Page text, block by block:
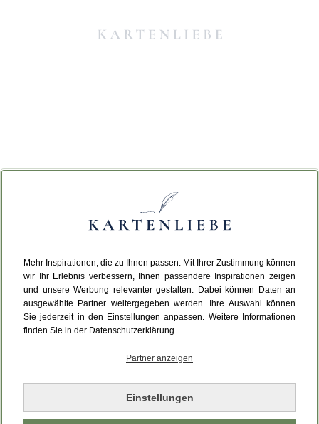
Mehr Inspirationen, die zu Ihnen passen. Mit Ihrer Zustimmung können
wir Ihr Erlebnis verbessern, Ihnen passendere Inspirationen zeigen
und unsere Werbung relevanter gestalten. Dabei können Daten an
ausgewählte Partner weitergegeben werden. Ihre Auswahl können
Sie jederzeit in den Einstellungen anpassen. Weitere Informationen
finden Sie in der Datenschutzerklärung.
Partner anzeigen
Einstellungen
Da ist etwas schiefgelaufen.
Leider ist ein technischer Fehler aufgetreten.
Bitte laden Sie die Seite neu.